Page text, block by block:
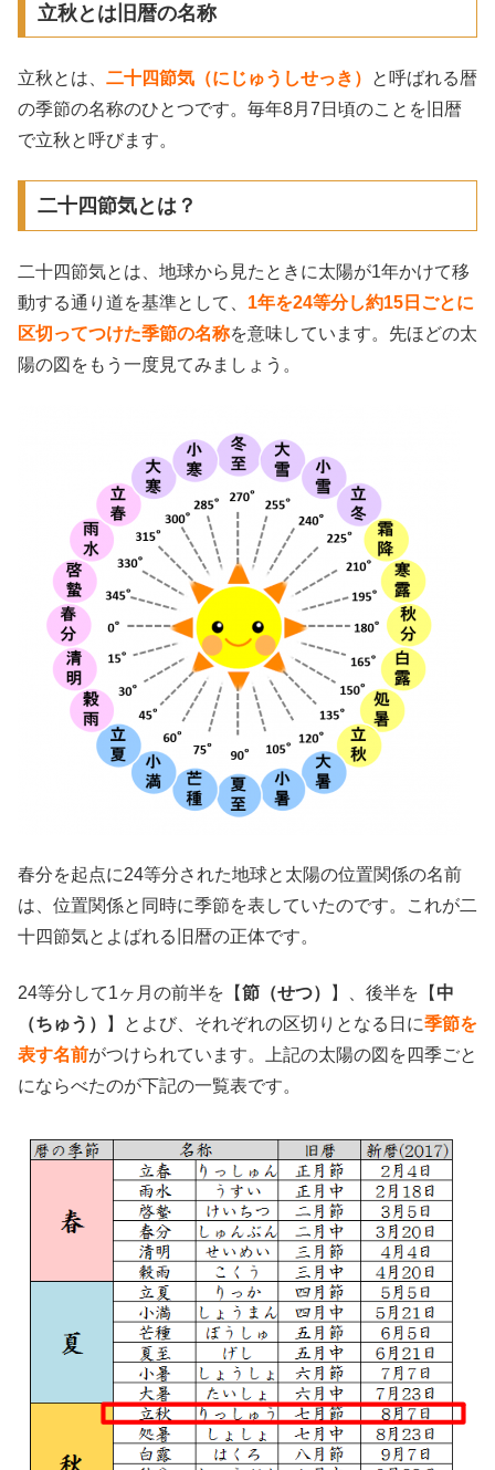
立秋とは旧暦の名称
立秋とは、 二十四節気（にじゅうしせっき）
と呼ばれる暦
の季節の名称のひとつです。毎年8月7日頃のことを旧暦
で立秋と呼びます。
二十四節気とは？
二十四節気とは、地球から見たときに太陽が1年かけて移
動する通り道を基準として、 1年を24等分し約15日ごとに
区切ってつけた季節の名称を意味しています。先ほどの太
陽の図をもう一度見てみましょう。
春分を起点に24等分された地球と太陽の位置関係の名前
は、位置関係と同時に季節を表していたのです。これが二
十四節気とよばれる旧暦の正体です。
24等分して1ヶ月の前半を【節（せつ） 】、後半を【 中
（ちゅう）
】とよび、それぞれの区切りとなる日に季節を
表す名前がつけられています。上記の太陽の図を四季ごと
にならべたのが下記の一覧表です。